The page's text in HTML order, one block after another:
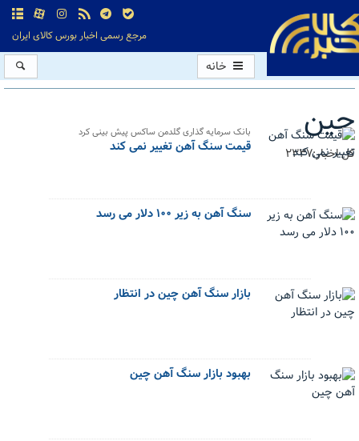
مرجع رسمی اخبار بورس کالای ایران
خانه
چین
کل اخبار:2337
بانک سرمایه گذاری گلدمن ساکس پیش بینی کرد
قیمت سنگ آهن تغییر نمی کند
سنگ آهن به زیر ۱۰۰ دلار می رسد
بازار سنگ آهن چین در انتظار
بهبود بازار سنگ آهن چین